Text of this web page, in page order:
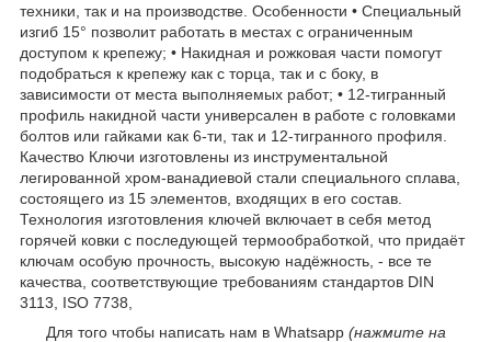
техники, так и на производстве. Особенности • Специальный
изгиб 15° позволит работать в местах с ограниченным
доступом к крепежу; • Накидная и рожковая части помогут
подобраться к крепежу как с торца, так и с боку, в
зависимости от места выполняемых работ; • 12-тигранный
профиль накидной части универсален в работе с головками
болтов или гайками как 6-ти, так и 12-тигранного профиля.
Качество Ключи изготовлены из инструментальной
легированной хром-ванадиевой стали специального сплава,
состоящего из 15 элементов, входящих в его состав.
Технология изготовления ключей включает в себя метод
горячей ковки с последующей термообработкой, что придаёт
ключам особую прочность, высокую надёжность, - все те
качества, соответствующие требованиям стандартов DIN
3113, ISO 7738,
Для того чтобы написать нам в Whatsapp (нажмите на